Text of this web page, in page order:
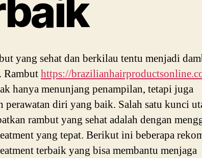
yang sehat dan berkilau tentu menjadi
Rambuthttps://
hanya menunjang penampilan, tetapi juga
perawatan diri yang baik. Salah satu kunci
rambut yang sehat adalah dengan
yang tepat. Berikut ini beberapa
terbaik yang bisa membantu menjaga